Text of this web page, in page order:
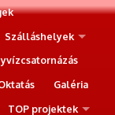
Szálláshelyek
Galéria
TOP projektek